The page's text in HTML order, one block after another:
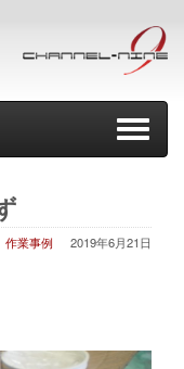
2019年6月21日
作業事例